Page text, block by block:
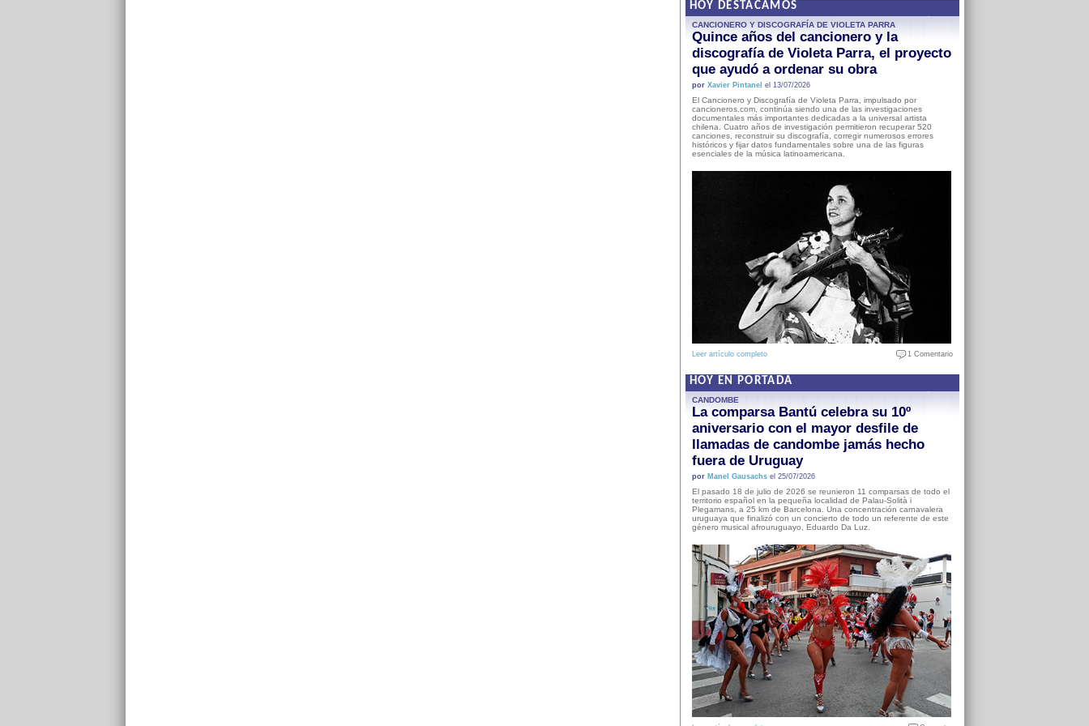
HOY DESTACAMOS
CANCIONERO Y DISCOGRAFÍA DE VIOLETA PARRA
Quince años del cancionero y la
discografía de Violeta Parra, el proyecto
que ayudó a ordenar su obra
por Xavier Pintanel el 13/07/2026
El Cancionero y Discografía de Violeta Parra, impulsado por
cancioneros.com, continúa siendo una de las investigaciones
documentales más importantes dedicadas a la universal artista
chilena. Cuatro años de investigación permitieron recuperar 520
canciones, reconstruir su discografía, corregir numerosos errores
históricos y fijar datos fundamentales sobre una de las figuras
esenciales de la música latinoamericana.
Leer artículo completo 1 Comentario
HOY EN PORTADA
CANDOMBE
La comparsa Bantú celebra su 10º
aniversario con el mayor desfile de
llamadas de candombe jamás hecho
fuera de Uruguay
por Manel Gausachsel 25/07/2026
El pasado 18 de julio de 2026 se reunieron 11 comparsas de todo el
territorio español en la pequeña localidad de Palau-Solità i
Plegamans, a 25 km de Barcelona. Una concentración carnavalera
uruguaya que finalizó con un concierto de todo un referente de este
género musical afrouruguayo, Eduardo Da Luz.